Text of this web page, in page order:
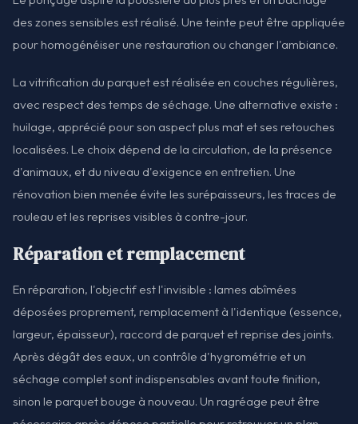
des zones sensibles est réalisé. Une teinte peut être appliquée
pour homogénéiser une restauration ou changer l'ambiance.
La vitrification du parquet est réalisée en couches régulières,
avec respect des temps de séchage. Une alternative existe :
huilage, apprécié pour son aspect plus mat et ses retouches
localisées. Le choix dépend de la circulation, de la présence
d'animaux, et du niveau d'exigence en entretien. Une
rénovation bien menée évite les surépaisseurs, les traces de
rouleau et les reprises visibles à contre-jour.
Réparation et remplacement
En réparation, l'objectif est l'invisible : lames abîmées
déposées proprement, remplacement à l'identique (essence,
largeur, épaisseur), raccord de parquet et reprise des joints.
Après dégât des eaux, un contrôle d'hygrométrie et un
séchage complet sont indispensables avant toute finition,
sinon le parquet bouge à nouveau. Un ragréage peut être